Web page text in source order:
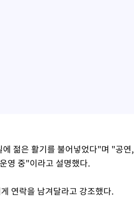
젊은 활기를 불어넣었다"며 "공연,
영 중"이라고 설명했다.
연락을 남겨달라고 강조했다.